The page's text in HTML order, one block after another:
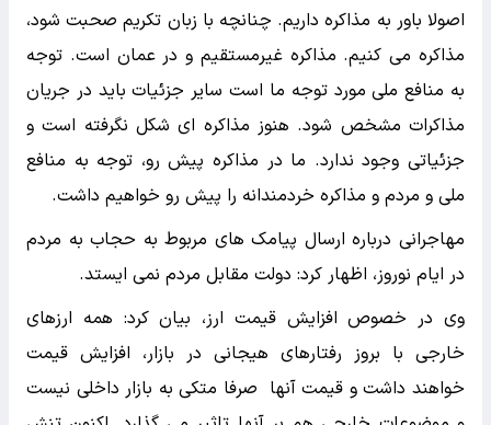
اصولا باور به مذاکره داریم. چنانچه با زبان تکریم صحبت شود،
مذاکره می کنیم. مذاکره غیرمستقیم و در عمان است. توجه
به منافع ملی مورد توجه ما است سایر جزئیات باید در جریان
مذاکرات مشخص شود. هنوز مذاکره ای شکل نگرفته است و
جزئیاتی وجود ندارد. ما در مذاکره پیش رو، توجه به منافع
ملی و مردم و مذاکره خردمندانه را پیش رو خواهیم داشت.
مهاجرانی درباره ارسال پیامک های مربوط به حجاب به مردم
در ایام نوروز، اظهار کرد: دولت مقابل مردم نمی ایستد.
وی در خصوص افزایش قیمت ارز، بیان کرد: همه ارزهای
خارجی با بروز رفتارهای هیجانی در بازار، افزایش قیمت
خواهند داشت و قیمت آنها صرفا متکی به بازار داخلی نیست